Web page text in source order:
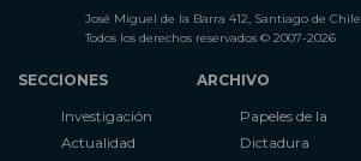
José Miguel de la Barra 412, Santiago de Chile
Todos los derechos reservados © 2007-2026
SECCIONES
Investigación
Actualidad
ARCHIVO
Papeles de la
Dictadura